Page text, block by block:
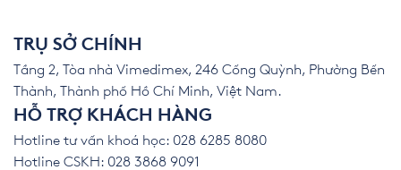
TRỤ SỞ CHÍNH
Tầng 2, Tòa nhà Vimedimex, 246 Cống Quỳnh, Phường Bến
Thành, Thành phố Hồ Chí Minh, Việt Nam.
HỖ TRỢ KHÁCH HÀNG
Hotline tư vấn khoá học: 028 6285 8080
Hotline CSKH: 028 3868 9091